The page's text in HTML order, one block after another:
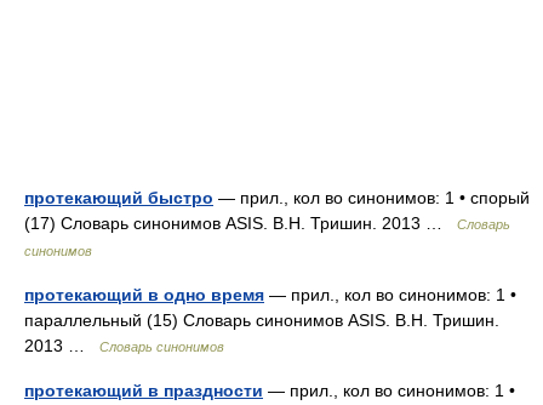
протекающий быстро — прил., кол во синонимов: 1 • спорый
(17) Словарь синонимов ASIS. В.Н. Тришин. 2013 …
Словарь
синонимов
протекающий в одно время — прил., кол во синонимов: 1 •
параллельный (15) Словарь синонимов ASIS. В.Н. Тришин.
2013 …
Словарь синонимов
протекающий в праздности — прил., кол во синонимов: 1 •